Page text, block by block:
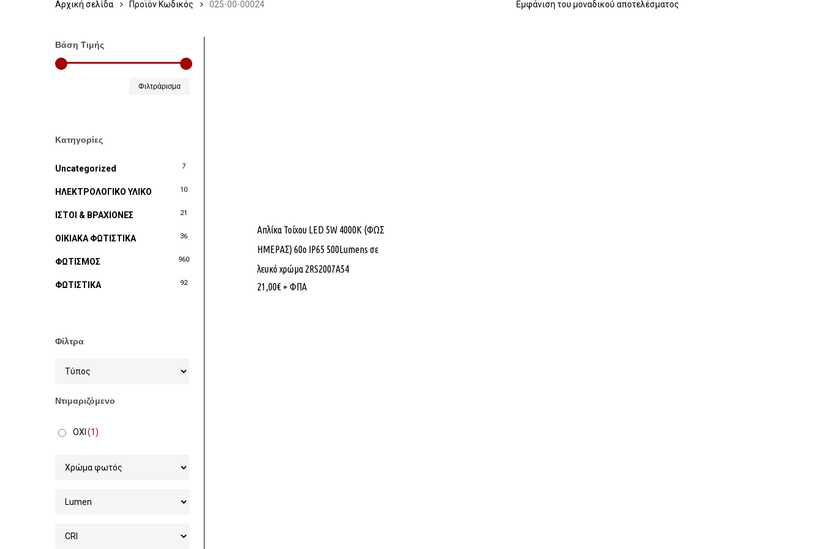
Εμφάνιση του μοναδικού αποτελέσματος
Αρχική σελίδα Προϊόν Κωδικός 025-00-00024
Βάση Τιμής
Φιλτράρισμα
Κατηγορίες
Uncategorized 7
ΗΛΕΚΤΡΟΛΟΓΙΚΟ ΥΛΙΚΟ 10
ΙΣΤΟΙ & ΒΡΑΧΙΟΝΕΣ 21
ΟΙΚΙΑΚΑ ΦΩΤΙΣΤΙΚΑ 36
ΦΩΤΙΣΜΟΣ 960
ΦΩΤΙΣΤΙΚΑ 92
Φίλτρα
Ντιμαριζόμενο
ΟΧΙ (1)
Απλίκα Τοίχου LED 5W 4000K (ΦΩΣ
ΗΜΕΡΑΣ) 60ο IP65 500Lumens σε
λευκό χρώμα 2RS2007A54
21,00€ + ΦΠΑ